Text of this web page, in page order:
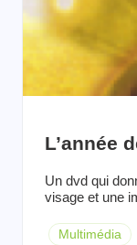
L’année
Un dvd qui
visage et une
Multimédia